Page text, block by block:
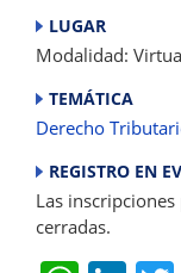
LUGAR
Modalidad:
TEMÁTICA
Derecho
REGISTRO EN
Las
cerradas.